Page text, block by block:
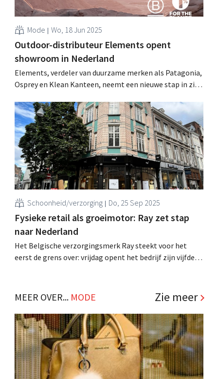
Mode Wo, 18 Jun 2025
Outdoor-distributeur Elements opent
showroom in Nederland
Elements, verdeler van duurzame merken als Patagonia,
Osprey en Klean Kanteen, neemt een nieuwe stap in zijn
showroom buiten België. .
Schoonheid/verzorging Do, 25 Sep 2025
Fysieke retail als groeimotor: Ray zet stap
naar Nederland
Het Belgische verzorgingsmerk Ray steekt voor het
eerst de grens over: vrijdag opent het bedrijf zijn vijfde
Kindermans. .
MEER OVER... MODE Zie meer